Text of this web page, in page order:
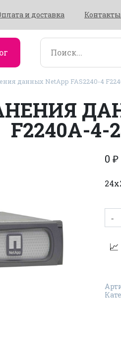
и доставка Контакты
данных NetApp FAS2240-4
F2240A-4-
0 ₽
4-
R5